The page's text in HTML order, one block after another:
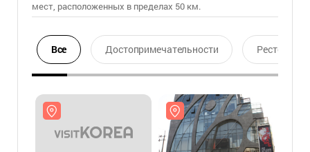
мест, расположенных в пределах 50 км.
Все Достопримечательности Ресторан